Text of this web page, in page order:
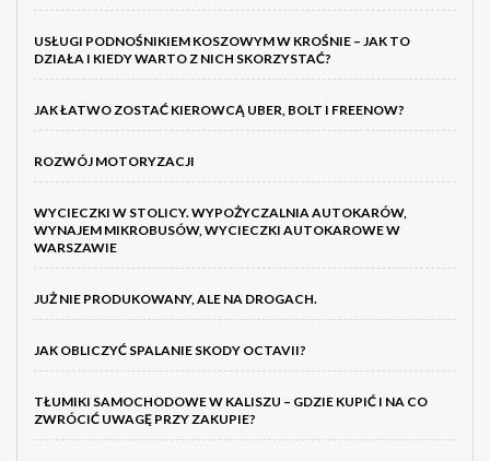
USŁUGI PODNOŚNIKIEM KOSZOWYM W KROŚNIE – JAK TO
DZIAŁA I KIEDY WARTO Z NICH SKORZYSTAĆ?
JAK ŁATWO ZOSTAĆ KIEROWCĄ UBER, BOLT I FREENOW?
ROZWÓJ MOTORYZACJI
WYCIECZKI W STOLICY. WYPOŻYCZALNIA AUTOKARÓW,
WYNAJEM MIKROBUSÓW, WYCIECZKI AUTOKAROWE W
WARSZAWIE
JUŻ NIE PRODUKOWANY, ALE NA DROGACH.
JAK OBLICZYĆ SPALANIE SKODY OCTAVII?
TŁUMIKI SAMOCHODOWE W KALISZU – GDZIE KUPIĆ I NA CO
ZWRÓCIĆ UWAGĘ PRZY ZAKUPIE?